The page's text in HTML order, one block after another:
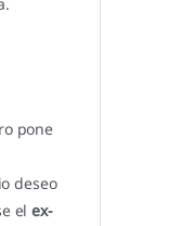
pone
deseo
elex-